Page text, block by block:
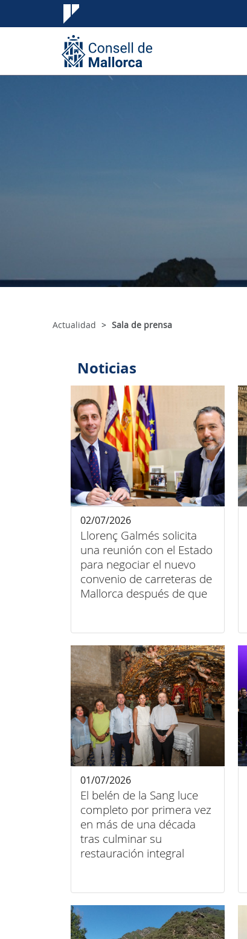
Actualidad Sala de prensa
Noticias
Llorenç Galmés solicita
una reunión con el Estado
para negociar el nuevo
convenio de carreteras de
Mallorca después de que
el Senado
02/07/2026
El belén de la Sang luce
completo por primera vez
en más de una década
tras culminar su
restauración integral
01/07/2026